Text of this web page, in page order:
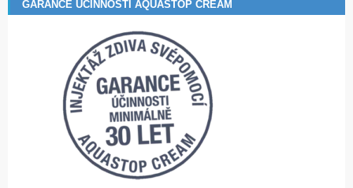
GARANCE ÚČINNOSTI AQUASTOP CREAM